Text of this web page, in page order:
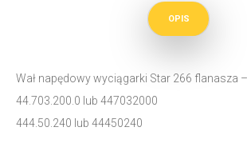
OPIS
Wał napędowy wyciągarki Star 266 flanasza
44.703.200.0 lub 447032000
444.50.240 lub 44450240